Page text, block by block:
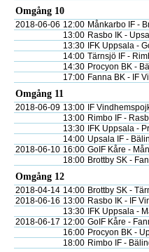
Omgång 10
2018-06-06 12:00 Månkarbo IF -
13:00 Rasbo IK -
13:30
IFK Uppsala -
14:00 Tärnsjö IF -
14:30 Procyon BK -
17:00 Fanna BK - IF
Omgång 11
2018-06-09 13:00 IF
13:00 Rimbo IF -
13:30
IFK Uppsala -
14:00 Upsala IF -
2018-06-10 16:00 GoIF Kåre -
18:00 Brottby SK -
Omgång 12
2018-04-14 14:00 Brottby SK -
2018-06-16 13:00 Rasbo IK - IF
13:30
IFK Uppsala -
2018-06-17 12:00 GoIF Kåre -
16:00 Procyon BK -
18:00 Rimbo IF -